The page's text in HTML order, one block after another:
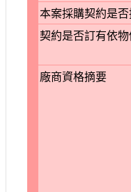
本案採購契約是
契約是否訂有依
廠商資格摘要